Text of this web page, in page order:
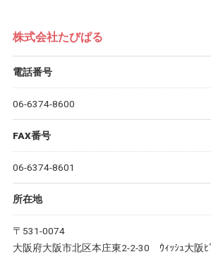
株式会社たびぱる
電話番号
06-6374-8600
FAX番号
06-6374-8601
所在地
〒531-0074
大阪府大阪市北区本庄東2-2-30 ｳｨｯｼｭ大阪ﾋ